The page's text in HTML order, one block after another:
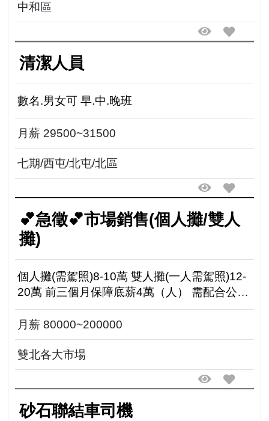
中和區
清潔人員
數名.男女可 早.中.晚班
月薪 29500~31500
七期/西屯/北屯/北區
💕急徵💕市場銷售(個人攤/雙人
攤)
個人攤(需駕照)8-10萬 雙人攤(一人需駕照)12-
20萬 前三個月保障底薪4萬（人） 需配合公司
調配、肯學習、有熱忱、有責任感 歡迎二度就
業、職場新鮮人、完整培訓 教到會才出攤、免
資金...
月薪 80000~200000
雙北各大市場
砂石聯結車司機